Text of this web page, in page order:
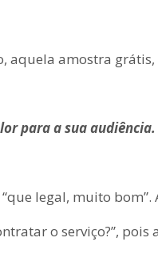
aquela amostra
para a sua audiência.
legal, muito bom”.
o serviço?”,